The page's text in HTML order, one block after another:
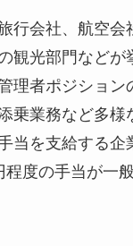
行会社、航空会
観光部門などが
理者ポジション
乗業務など多様
当を支給する企
度の手当が一